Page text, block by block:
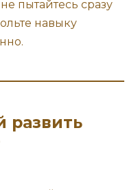
пытайтесь сразу
навыку
развить